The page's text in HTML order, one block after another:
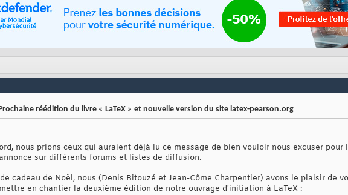
réédition du livre « LaTeX » et nouvelle version du site latex-pearson.org
nous prions ceux qui auraient déjà lu ce message de bien vouloir nous excuser
sur différents forums et listes de diffusion.
cadeau de Noël, nous (Denis Bitouzé et Jean-Côme Charpentier) avons le plaisir de
en chantier la deuxième édition de notre ouvrage d'initiation à LaTeX :